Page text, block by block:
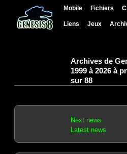
Mobile Fichiers
Liens Jeux
Archives de
1999 à 2026 à
sur 88
Next news
Latest news